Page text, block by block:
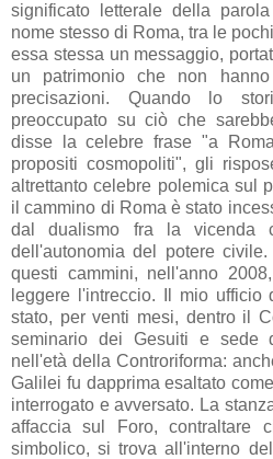
significato letterale della
nome stesso di Roma, tra le
essa stessa un messaggio,
un patrimonio che non
precisazioni. Quando lo
preoccupato su ciò che
disse la celebre frase "a
propositi cosmopoliti", gli
altrettanto celebre polemica sul
il cammino di Roma è stato
dal dualismo fra la vicenda
dell'autonomia del potere
questi cammini, nell'anno
leggere l'intreccio. Il mio
stato, per venti mesi, dentro il
seminario dei Gesuiti e sede
nell'età della Controriforma:
Galilei fu dapprima esaltato
interrogato e avversato. La
affaccia sul Foro, contraltare
simbolico, si trova all'interno